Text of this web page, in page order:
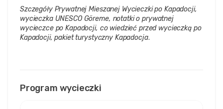
Szczegóły Prywatnej Mieszanej Wycieczki po Kapadocji,
wycieczka UNESCO Göreme, notatki o prywatnej
wycieczce po Kapadocji, co wiedzieć przed wycieczką po
Kapadocji, pakiet turystyczny Kapadocja.
Program wycieczki